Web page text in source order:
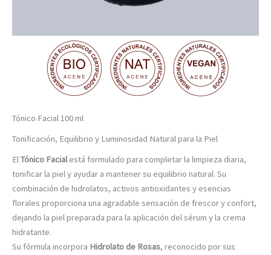
Tónico Facial 100 ml
Tonificación, Equilibrio y Luminosidad Natural para la Piel
ElTónico Facialestá formulado para completar la limpieza diaria,
tonificar la piel y ayudar a mantener su equilibrio natural. Su
combinación de hidrolatos, activos antioxidantes y esencias
florales proporciona una agradable sensación de frescor y confort,
dejando la piel preparada para la aplicación del sérum y la crema
hidratante.
Su fórmula incorpora Hidrolato de Rosas, reconocido por sus